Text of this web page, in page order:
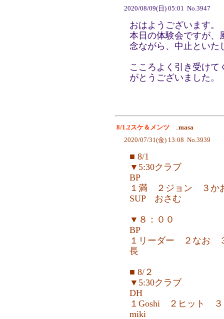
2020/08/09(日) 05:01 No.3947
おはようございます。
本日の体験会ですが、
念ながら、中止といた
こころよく引き受けて
がとうございました。
8/1.2スケ＆メンツ ..masa
2020/07/31(金) 13:08 No.3939
■ 8/1
▼5:30クラブ
BP
１満 ２ジョン ３
SUP おさむ
▼８：００
BP
１リーダー ２なお
長
■ 8/２
▼5:30クラブ
DH
１Goshi ２ヒット
miki